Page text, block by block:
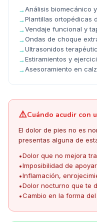
→Análisis biomecánico
→Plantillas ortopédicas
→Vendaje funcional y
→Ondas de choque
→Ultrasonidos
→Estiramientos y
→Asesoramiento en
⚠️Cuándo acudir con
El dolor de pies no es
presentas alguna de
•Dolor que no mejora
•Imposibilidad de
•Inflamación,
•Dolor nocturno que te
•Cambio en la forma